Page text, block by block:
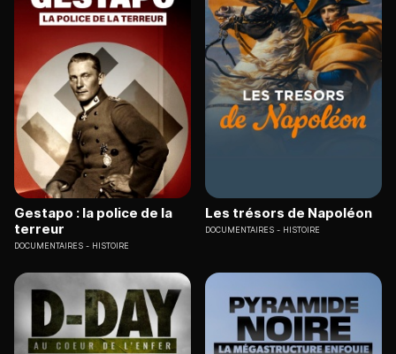
Gestapo : la police de la
terreur
DOCUMENTAIRES HISTOIRE
Les trésors de Napoléon
DOCUMENTAIRES HISTOIRE